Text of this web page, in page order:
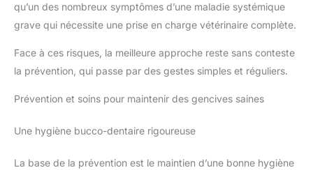
qu’un des nombreux symptômes d’une maladie systémique
grave qui nécessite une prise en charge vétérinaire complète.
Face à ces risques, la meilleure approche reste sans conteste
la prévention, qui passe par des gestes simples et réguliers.
Prévention et soins pour maintenir des gencives saines
Une hygiène bucco-dentaire rigoureuse
La base de la prévention est le maintien d’une bonne hygiène